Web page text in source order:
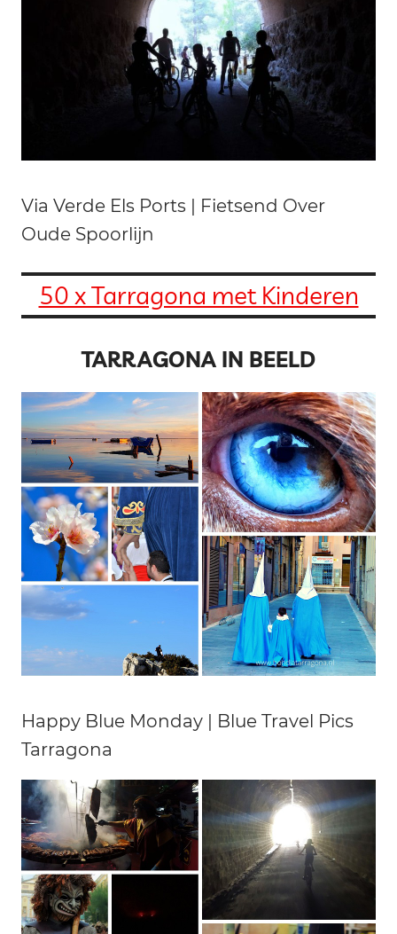
Via Verde Els Ports | Fietsend Over
Oude Spoorlijn
50 x Tarragona met Kinderen
TARRAGONA IN BEELD
Happy Blue Monday | Blue Travel Pics
Tarragona